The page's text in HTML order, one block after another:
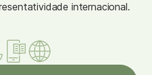
internacional.